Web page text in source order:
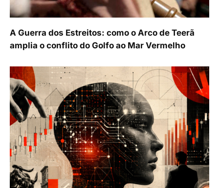
A Guerra dos Estreitos: como o Arco de Teerã
amplia o conflito do Golfo ao Mar Vermelho